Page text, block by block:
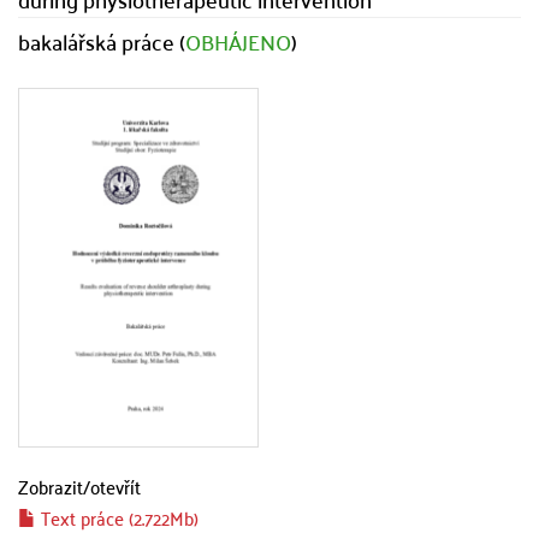
bakalářská práce (OBHÁJENO)
Zobrazit/otevřít
Text práce (2.722Mb)